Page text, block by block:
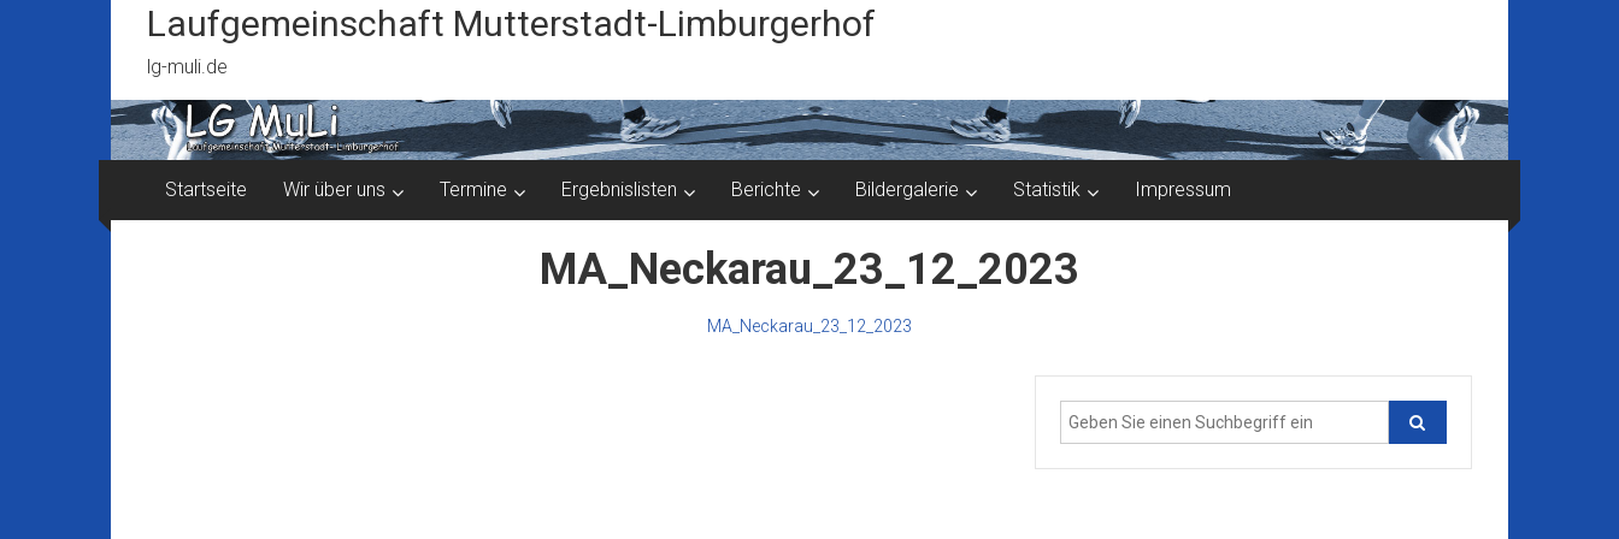
Inhalt
springen
Laufgemeinschaft Mutterstadt-Limburgerhof
lg-muli.de
Startseite Wir über uns Termine Ergebnislisten Berichte Bildergalerie Statistik Impressum
MA_Neckarau_23_12_2023
MA_Neckarau_23_12_2023